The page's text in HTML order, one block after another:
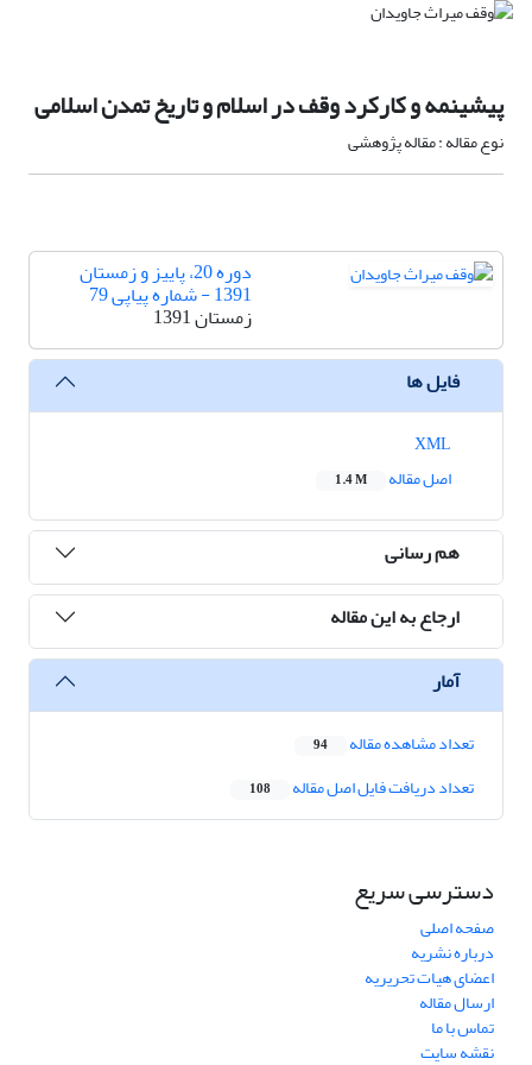
پیشینمه و کارکرد وقف در اسلام و تاریخ تمدن اسلامی
نوع مقاله : مقاله پژوهشی
دوره 20، پاییز و زمستان
1391 - شماره پیاپی 79
زمستان 1391
فایل ها
اصل مقاله
1.4 M
هم رسانی
ارجاع به این مقاله
آمار
تعداد مشاهده مقاله 94
تعداد دریافت فایل اصل مقاله 108
دسترسی سریع
صفحه اصلی
درباره نشریه
اعضای هیات تحریریه
ارسال مقاله
تماس با ما
نقشه سایت